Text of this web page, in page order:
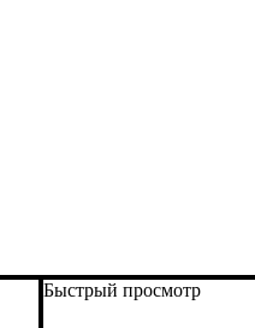
Быстрый просмотр